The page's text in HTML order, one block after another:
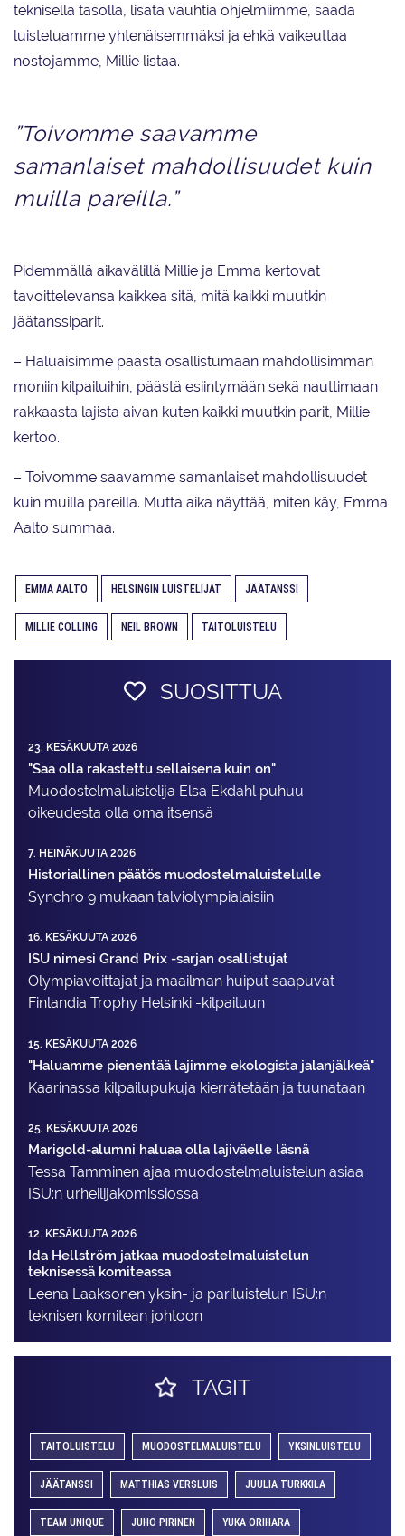
teknisellä tasolla, lisätä vauhtia ohjelmiimme, saada
luisteluamme yhtenäisemmäksi ja ehkä vaikeuttaa
nostojamme, Millie listaa.
”Toivomme saavamme
samanlaiset mahdollisuudet kuin
muilla pareilla.”
Pidemmällä aikavälillä Millie ja Emma kertovat
tavoittelevansa kaikkea sitä, mitä kaikki muutkin
jäätanssiparit.
– Haluaisimme päästä osallistumaan mahdollisimman
moniin kilpailuihin, päästä esiintymään sekä nauttimaan
rakkaasta lajista aivan kuten kaikki muutkin parit, Millie
kertoo.
– Toivomme saavamme samanlaiset mahdollisuudet
kuin muilla pareilla. Mutta aika näyttää, miten käy, Emma
Aalto summaa.
EMMA AALTO HELSINGIN LUISTELIJAT JÄÄTANSSI
MILLIE COLLING NEIL BROWN TAITOLUISTELU
SUOSITTUA
23. KESÄKUUTA 2026
"Saa olla rakastettu sellaisena kuin on"
Muodostelma­luistelija Elsa Ekdahl puhuu
oikeudesta olla oma itsensä
7. HEINÄKUUTA 2026
Historiallinen päätös muodostelmaluistelulle
Synchro 9 mukaan talviolympialaisiin
16. KESÄKUUTA 2026
ISU nimesi Grand Prix -sarjan osallistujat
Olympiavoittajat ja maailman huiput saapuvat
Finlandia Trophy Helsinki -kilpailuun
15. KESÄKUUTA 2026
"Haluamme pienentää lajimme ekologista jalanjälkeä"
Kaarinassa kilpailupukuja kierrätetään ja tuunataan
25. KESÄKUUTA 2026
Marigold-alumni haluaa olla lajiväelle läsnä
Tessa Tamminen ajaa muodostelma­luistelun asiaa
ISU:n urheilija­komissiossa
12. KESÄKUUTA 2026
Ida Hellström jatkaa muodostelmaluistelun
teknisessä komiteassa
Leena Laaksonen yksin- ja pariluistelun ISU:n
teknisen komitean johtoon
TAGIT
TAITOLUISTELU MUODOSTELMALUISTELU YKSINLUISTELU
JÄÄTANSSI MATTHIAS VERSLUIS JUULIA TURKKILA
TEAM UNIQUE JUHO PIRINEN YUKA ORIHARA